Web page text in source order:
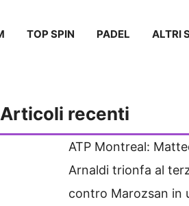
TOP SPIN PADEL ALTRI
Articoli recenti
ATP Montreal:
Arnaldi trionfa al
contro Marozsan in